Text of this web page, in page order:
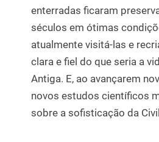
enterradas ficaram
séculos em ótimas
atualmente visitá-las e
clara e fiel do que seria a
Antiga. E, ao avançarem
novos estudos científicos
sobre a sofisticação da